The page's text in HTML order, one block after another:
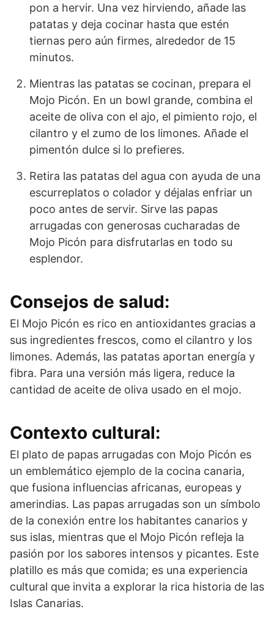
pon a hervir. Una vez hirviendo, añade las
patatas y deja cocinar hasta que estén
tiernas pero aún firmes, alrededor de 15
minutos.
Mientras las patatas se cocinan, prepara el
Mojo Picón. En un bowl grande, combina el
aceite de oliva con el ajo, el pimiento rojo, el
cilantro y el zumo de los limones. Añade el
pimentón dulce si lo prefieres.
Retira las patatas del agua con ayuda de una
escurreplatos o colador y déjalas enfriar un
poco antes de servir. Sirve las papas
arrugadas con generosas cucharadas de
Mojo Picón para disfrutarlas en todo su
esplendor.
Consejos de salud:
El Mojo Picón es rico en antioxidantes gracias a
sus ingredientes frescos, como el cilantro y los
limones. Además, las patatas aportan energía y
fibra. Para una versión más ligera, reduce la
cantidad de aceite de oliva usado en el mojo.
Contexto cultural:
El plato de papas arrugadas con Mojo Picón es
un emblemático ejemplo de la cocina canaria,
que fusiona influencias africanas, europeas y
amerindias. Las papas arrugadas son un símbolo
de la conexión entre los habitantes canarios y
sus islas, mientras que el Mojo Picón refleja la
pasión por los sabores intensos y picantes. Este
platillo es más que comida; es una experiencia
cultural que invita a explorar la rica historia de las
Islas Canarias.